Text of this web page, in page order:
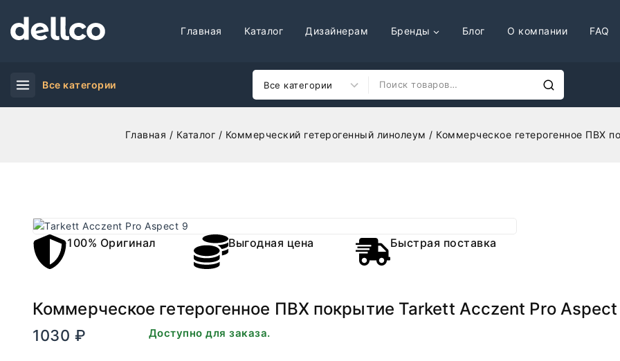
Главная Каталог Дизайнерам Бренды Блог О компании FAQ
Все категории
Главная / Каталог / Коммерческий гетерогенный линолеум / Коммерческое гетерогенное ПВХ
100% Оригинал Выгодная цена Быстрая поставка
Коммерческое гетерогенное ПВХ покрытие Tarkett Acczent Pro
1030 ₽ В наличии. Доступно для заказа.